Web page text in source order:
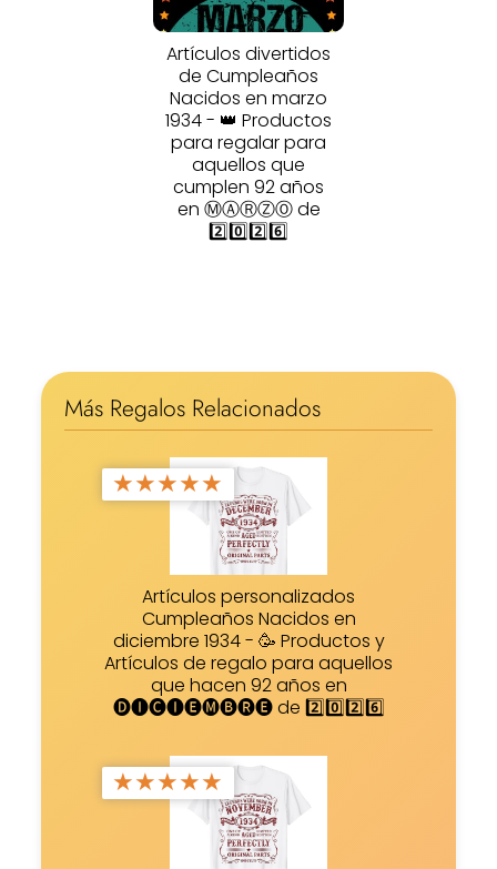
Artículos divertidos
de Cumpleaños
Nacidos en marzo
1934 - 👑 Productos
para regalar para
aquellos que
cumplen 92 años
en ⓂⒶⓇⓏⓄ de
2️⃣0️⃣2️⃣6️⃣
Más Regalos Relacionados
★★★★★
Artículos personalizados
Cumpleaños Nacidos en
diciembre 1934 - 🥳 Productos y
Artículos de regalo para aquellos
que hacen 92 años en
🅓🅘🅒🅘🅔🅜🅑🅡🅔 de 2️⃣0️⃣2️⃣6️⃣
★★★★★